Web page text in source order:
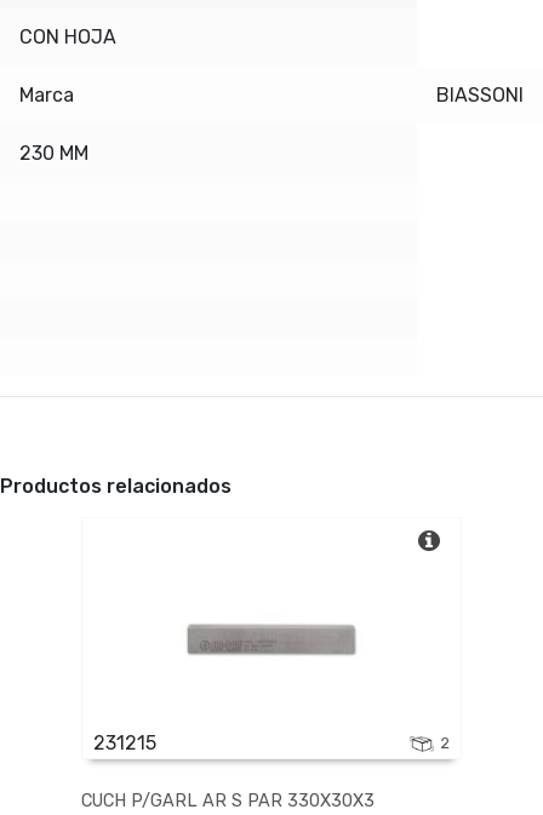
CON HOJA
Marca BIASSONI
230 MM
Productos relacionados
231215 2
CUCH P/GARL AR S PAR 330X30X3